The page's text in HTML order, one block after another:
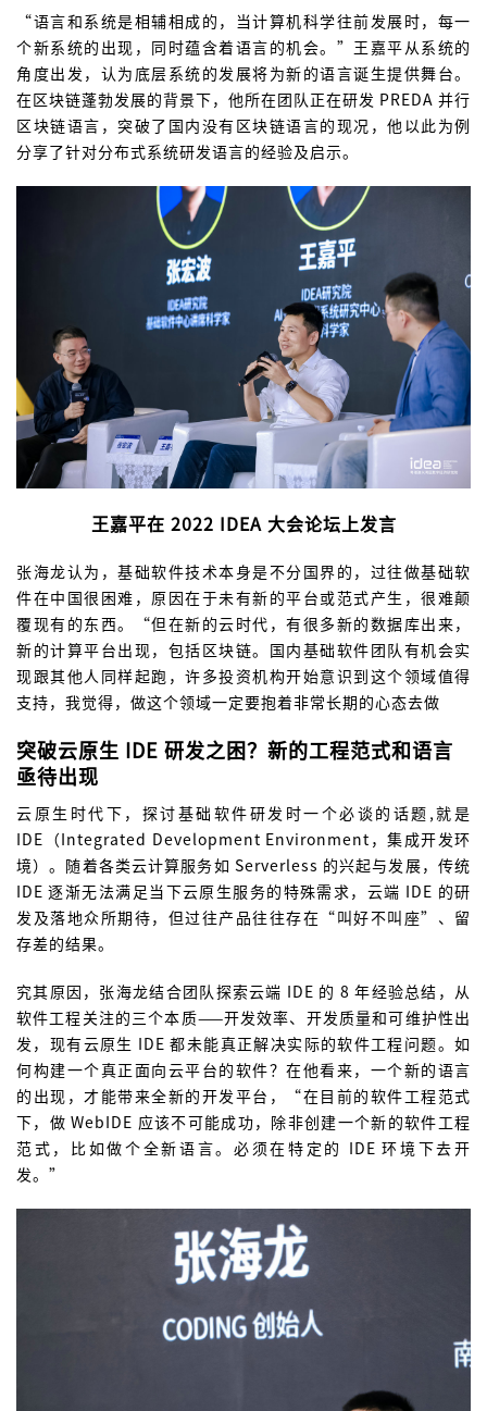
“语言和系统是相辅相成的，当计算机科学往前发展时，每一
个新系统的出现，同时蕴含着语言的机会。”王嘉平从系统的
角度出发，认为底层系统的发展将为新的语言诞生提供舞台。
在区块链蓬勃发展的背景下，他所在团队正在研发 PREDA 并行
区块链语言，突破了国内没有区块链语言的现况，他以此为例
分享了针对分布式系统研发语言的经验及启示。
王嘉平在 2022 IDEA 大会论坛上发言
张海龙认为，基础软件技术本身是不分国界的，过往做基础软
件在中国很困难，原因在于未有新的平台或范式产生，很难颠
覆现有的东西。“但在新的云时代，有很多新的数据库出来，
新的计算平台出现，包括区块链。国内基础软件团队有机会实
现跟其他人同样起跑，许多投资机构开始意识到这个领域值得
支持，我觉得，做这个领域一定要抱着非常长期的心态去做
突破云原生 IDE 研发之困？新的工程范式和语言
亟待出现
云原生时代下，探讨基础软件研发时一个必谈的话题,就是
IDE（Integrated Development Environment，集成开发环
境）。随着各类云计算服务如 Serverless 的兴起与发展，传统
IDE 逐渐无法满足当下云原生服务的特殊需求，云端 IDE 的研
发及落地众所期待，但过往产品往往存在“叫好不叫座”、留
存差的结果。
究其原因，张海龙结合团队探索云端 IDE 的 8 年经验总结，从
软件工程关注的三个本质——开发效率、开发质量和可维护性出
发，现有云原生 IDE 都未能真正解决实际的软件工程问题。如
何构建一个真正面向云平台的软件？在他看来，一个新的语言
的出现，才能带来全新的开发平台，“在目前的软件工程范式
下，做 WebIDE 应该不可能成功，除非创建一个新的软件工程
范式，比如做个全新语言。必须在特定的 IDE 环境下去开
发。”